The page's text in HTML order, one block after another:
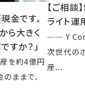
金です。
ら大きく
すか？」
産を約4億円
ままで、
【ご相談
ライト運
── Y
次世代の
産...